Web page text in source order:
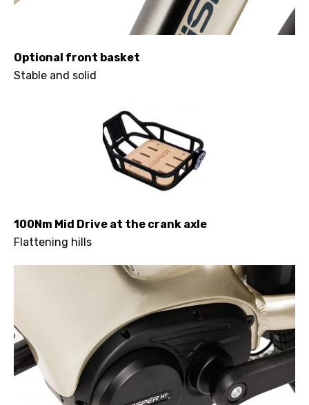
Optional front basket
Stable and solid
100Nm Mid Drive at the crank axle
Flattening hills